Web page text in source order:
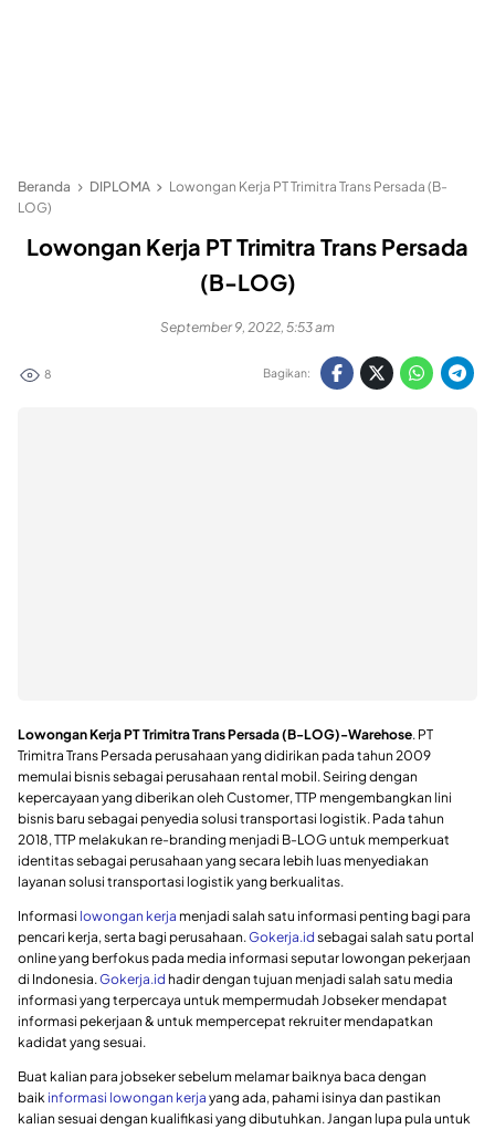
Beranda DIPLOMA
Lowongan Kerja PT Trimitra Trans Persada (B-
LOG)
Lowongan Kerja PT Trimitra Trans Persada
(B-LOG)
September 9, 2022, 5:53 am
8 Bagikan:
Lowongan Kerja PT Trimitra Trans Persada (B-LOG)-Warehose. PT
Trimitra Trans Persada perusahaan yang didirikan pada tahun 2009
memulai bisnis sebagai perusahaan rental mobil. Seiring dengan
kepercayaan yang diberikan oleh Customer, TTP mengembangkan lini
bisnis baru sebagai penyedia solusi transportasi logistik. Pada tahun
2018, TTP melakukan re-branding menjadi B-LOG untuk memperkuat
identitas sebagai perusahaan yang secara lebih luas menyediakan
layanan solusi transportasi logistik yang berkualitas.
Informasi lowongan kerja menjadi salah satu informasi penting bagi para
pencari kerja, serta bagi perusahaan. Gokerja.id sebagai salah satu portal
online yang berfokus pada media informasi seputar lowongan pekerjaan
di Indonesia. Gokerja.id hadir dengan tujuan menjadi salah satu media
informasi yang terpercaya untuk mempermudah Jobseker mendapat
informasi pekerjaan & untuk mempercepat rekruiter mendapatkan
kadidat yang sesuai.
Buat kalian para jobseker sebelum melamar baiknya baca dengan
baik informasi lowongan kerja yang ada, pahami isinya dan pastikan
kalian sesuai dengan kualifikasi yang dibutuhkan. Jangan lupa pula untuk